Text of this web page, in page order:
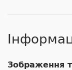
Зображення